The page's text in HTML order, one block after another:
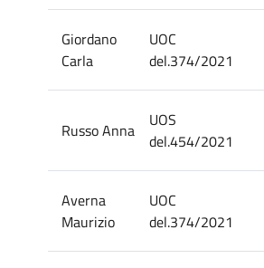
Giordano
Carla
UOC
del.374/2021
Russo Anna
UOS
del.454/2021
Averna
Maurizio
UOC
del.374/2021